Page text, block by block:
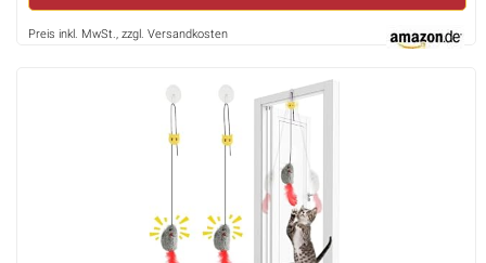
Preis inkl. MwSt., zzgl. Versandkosten